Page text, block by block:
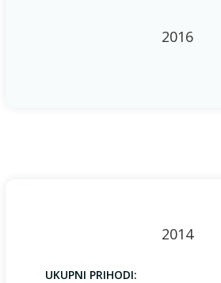
2016
2014
UKUPNI PRIHODI: